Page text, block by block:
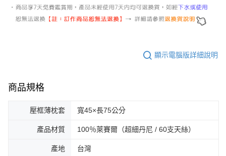
顯示電腦版詳細說明
商品規格
壓框薄枕套 寬45×長75公分
產品材質 100％萊賽爾（超細丹尼 / 60支天絲）
產地 台灣